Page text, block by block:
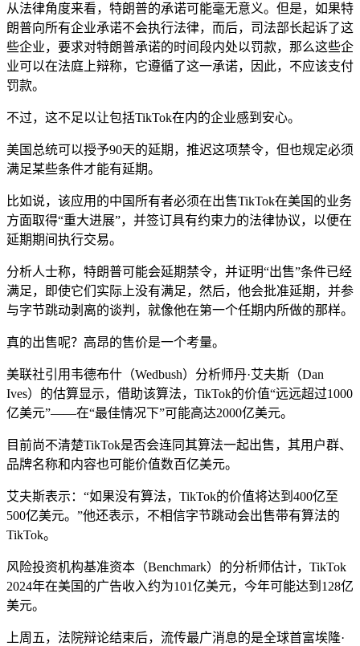
从法律角度来看，特朗普的承诺可能毫无意义。但是，如果特
朗普向所有企业承诺不会执行法律，而后，司法部长起诉了这
些企业，要求对特朗普承诺的时间段内处以罚款，那么这些企
业可以在法庭上辩称，它遵循了这一承诺，因此，不应该支付
罚款。
不过，这不足以让包括TikTok在内的企业感到安心。
美国总统可以授予90天的延期，推迟这项禁令，但也规定必须
满足某些条件才能有延期。
比如说，该应用的中国所有者必须在出售TikTok在美国的业务
方面取得“重大进展”，并签订具有约束力的法律协议，以便在
延期期间执行交易。
分析人士称，特朗普可能会延期禁令，并证明“出售”条件已经
满足，即使它们实际上没有满足，然后，他会批准延期，并参
与字节跳动剥离的谈判，就像他在第一个任期内所做的那样。
真的出售呢？高昂的售价是一个考量。
美联社引用韦德布什（Wedbush）分析师丹·艾夫斯（Dan
Ives）的估算显示，借助该算法，TikTok的价值“远远超过1000
亿美元”——在“最佳情况下”可能高达2000亿美元。
目前尚不清楚TikTok是否会连同其算法一起出售，其用户群、
品牌名称和内容也可能价值数百亿美元。
艾夫斯表示：“如果没有算法，TikTok的价值将达到400亿至
500亿美元。”他还表示，不相信字节跳动会出售带有算法的
TikTok。
风险投资机构基准资本（Benchmark）的分析师估计，TikTok
2024年在美国的广告收入约为101亿美元，今年可能达到128亿
美元。
上周五，法院辩论结束后，流传最广消息的是全球首富埃隆·